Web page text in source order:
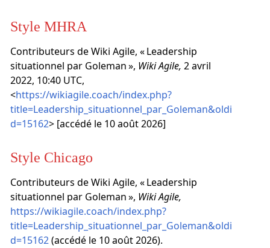
Style MHRA
Contributeurs de Wiki Agile, « Leadership
situationnel par Goleman », Wiki Agile, 2 avril
2022, 10:40 UTC,
<https://wikiagile.coach/index.php?
title=Leadership_situationnel_par_Goleman&oldi
d=15162> [accédé le 10 août 2026]
Style Chicago
Contributeurs de Wiki Agile, « Leadership
situationnel par Goleman », Wiki Agile,
https://wikiagile.coach/index.php?
title=Leadership_situationnel_par_Goleman&oldi
d=15162(accédé le 10 août 2026).